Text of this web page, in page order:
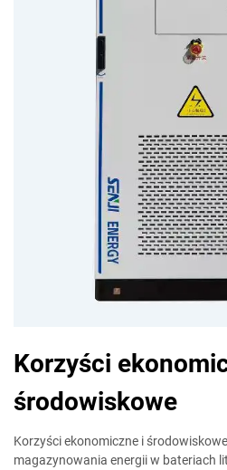
Korzyści
środowiskowe
Korzyści ekonomiczne i
magazynowania energii w bateriach